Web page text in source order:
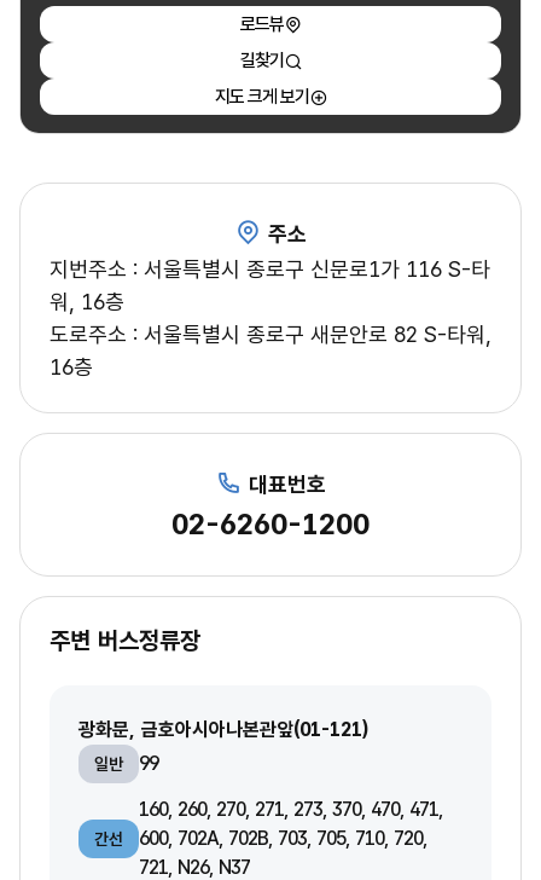
로드뷰
길찾기
지도 크게 보기
주소
지번주소 : 서울특별시 종로구 신문로1가 116 S-타
워, 16층
도로주소 : 서울특별시 종로구 새문안로 82 S-타워,
16층
대표번호
02-6260-1200
주변 버스정류장
광화문, 금호아시아나본관앞(01-121)
일반 99
간선
160, 260, 270, 271, 273, 370, 470, 471,
600, 702A, 702B, 703, 705, 710, 720,
721, N26, N37